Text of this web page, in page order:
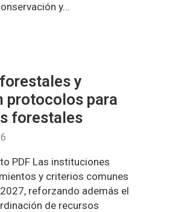
y…
y
protocolos para
forestales
PDF Las instituciones
y criterios comunes
reforzando además el
de recursos